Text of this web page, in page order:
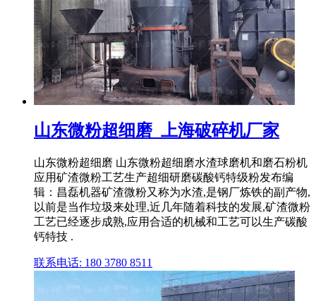
山东微粉超细磨_上海破碎机厂家
山东微粉超细磨 山东微粉超细磨水渣球磨机和磨石粉机
应用矿渣微粉工艺生产超细研磨碳酸钙特级粉发布编
辑：昌磊机器矿渣微粉又称为水渣,是钢厂炼铁的副产物,
以前是当作垃圾来处理,近几年随着科技的发展,矿渣微粉
工艺已经逐步成熟,应用合适的机械和工艺可以生产碳酸
钙特技 .
联系电话: 180 3780 8511